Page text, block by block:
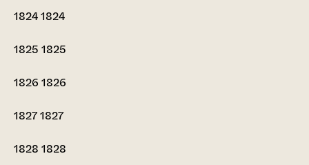
18241824
1825 1825
1826 1826
18271827
1828 1828